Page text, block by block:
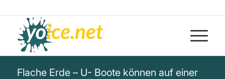
Flache Erde – U- Boote können auf einer